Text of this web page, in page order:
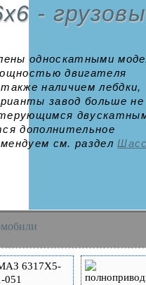
-
односкатными
двигателя
наличием лебдки,
завод больше не
дополнительное
см. раздел